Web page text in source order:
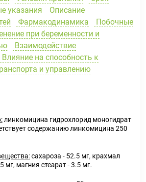
указания
Описание
Фармакодинамика
Побочные
при беременности и
Взаимодействие
Влияние на способность к
и управлению
линкомицина гидрохлорид моногидрат
содержанию линкомицина 250
сахароза - 52.5 мг, крахмал
мг, магния стеарат - 3.5 мг.